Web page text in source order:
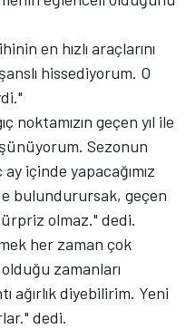
en hızlı araçlarını
hissediyorum. O
​​noktamızın geçen yıl ile
Sezonun
içinde yapacağımız
bulundurursak, geçen
olmaz." dedi.
her zaman çok
zamanları
ağırlık diyebilirim. Yeni
dedi.